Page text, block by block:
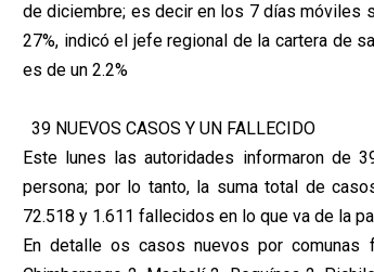
de diciembre; es decir en los 7 días móviles
27%, indicó el jefe regional de la cartera de
es de un 2.2%
39 NUEVOS CASOS Y UN FALLECIDO
Este lunes las autoridades informaron de
persona; por lo tanto, la suma total de
72.518 y 1.611 fallecidos en lo que va de la
En detalle os casos nuevos por comunas